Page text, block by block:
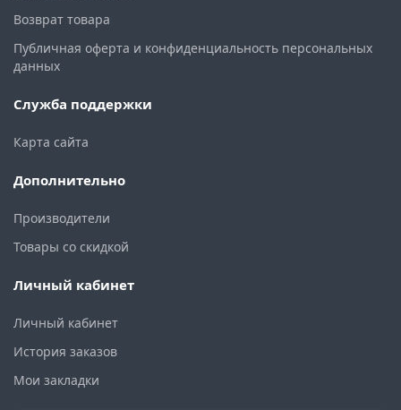
Возврат товара
Публичная оферта и конфиденциальность персональных
данных
Служба поддержки
Карта сайта
Дополнительно
Производители
Товары со скидкой
Личный кабинет
Личный кабинет
История заказов
Мои закладки